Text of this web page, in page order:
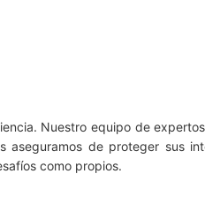
Nuestro equipo de
de proteger sus
como propios.